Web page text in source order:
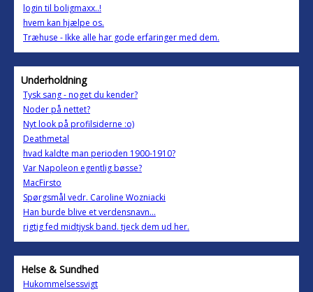
login til boligmaxx..!
hvem kan hjælpe os.
Træhuse - Ikke alle har gode erfaringer med dem.
Underholdning
Tysk sang - noget du kender?
Noder på nettet?
Nyt look på profilsiderne :o)
Deathmetal
hvad kaldte man perioden 1900-1910?
Var Napoleon egentlig bøsse?
MacFirsto
Spørgsmål vedr. Caroline Wozniacki
Han burde blive et verdensnavn...
rigtig fed midtjysk band. tjeck dem ud her.
Helse & Sundhed
Hukommelsessvigt